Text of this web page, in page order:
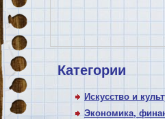
Категории
Искусство и
Экономика,